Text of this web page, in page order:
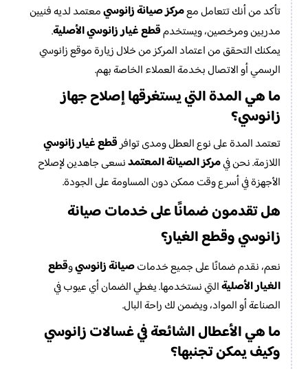
تأكد من أنك تتعامل معمركز صيانة زانوسيمعتمد لديه فنيين
مدربين ومرخصين، ويستخدمقطع غيار زانوسي الأصلية.
يمكنك التحقق من اعتماد المركز من خلال زيارة موقع زانوسي
الرسمي أو الاتصال بخدمة العملاء الخاصة بهم.
ما هي المدة التي يستغرقها إصلاح جهاز
زانوسي؟
تعتمد المدة على نوع العطل ومدى توافرقطع غيار زانوسي
اللازمة. نحن فيمركز الصيانة المعتمدنسعى جاهدين لإصلاح
الأجهزة في أسرع وقت ممكن دون المساومة على الجودة.
هل تقدمون ضمانًا على خدماتصيانة
زانوسيوقطع الغيار؟
نعم، نقدم ضمانًا على جميع خدماتصيانة زانوسيوقطع
الغيار الأصليةالتي نستخدمها. يغطي الضمان أي عيوب في
الصناعة أو المواد، ويضمن لك راحة البال.
ما هي الأعطال الشائعة في غسالات زانوسي
وكيف يمكن تجنبها؟